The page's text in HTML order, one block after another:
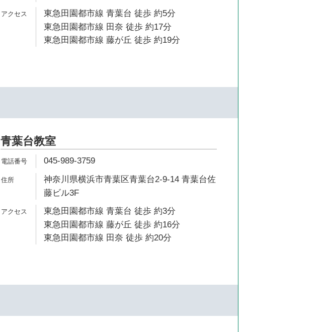
東急田園都市線 青葉台 徒歩 約5分
東急田園都市線 田奈 徒歩 約17分
東急田園都市線 藤が丘 徒歩 約19分
青葉台教室
045-989-3759
神奈川県横浜市青葉区青葉台2-9-14 青葉台佐
藤ビル3F
東急田園都市線 青葉台 徒歩 約3分
東急田園都市線 藤が丘 徒歩 約16分
東急田園都市線 田奈 徒歩 約20分